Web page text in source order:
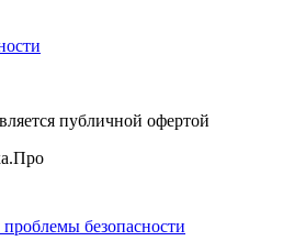
публичной офертой